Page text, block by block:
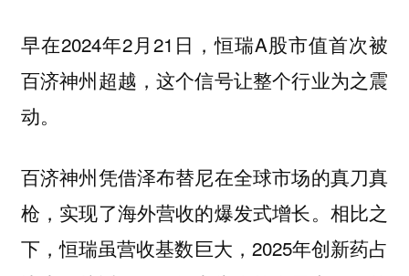
早在2024年2月21日，恒瑞A股市值首次被
百济神州超越，这个信号让整个行业为之震
动。
百济神州凭借泽布替尼在全球市场的真刀真
枪，实现了海外营收的爆发式增长。相比之
下，恒瑞虽营收基数巨大，2025年创新药占